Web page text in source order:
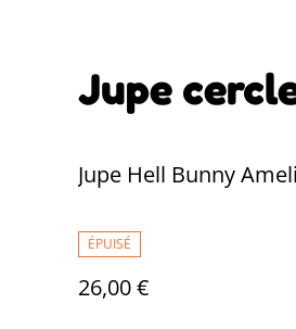
Jupe
Jupe Hell Bunny
ÉPUISÉ
26,00 €